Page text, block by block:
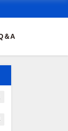
＆A